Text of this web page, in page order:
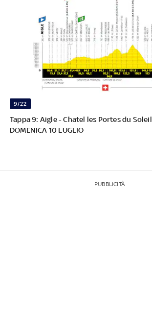
9/22
Tappa 9: Aigle - Chatel les Portes du Soleil
DOMENICA 10 LUGLIO
PUBBLICITÀ